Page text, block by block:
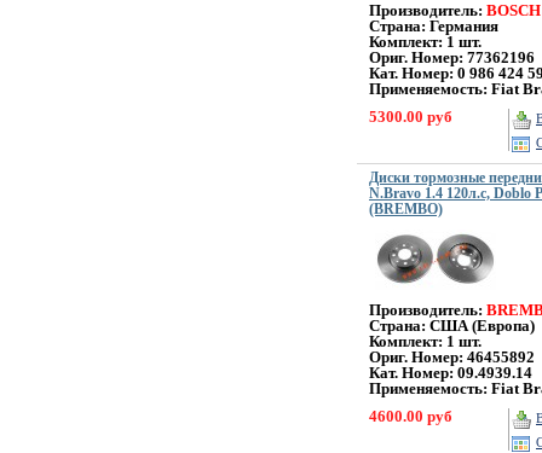
Производитель: BOSCH
Страна: Германия
Комплект: 1 шт.
Ориг. Номер: 77362196
Кат. Номер: 0 986 424
Применяемость: Fiat
5300.00 руб
Диски тормозные
N.Bravo 1.4 120л.с, Doblo
(BREMBO)
Производитель:
Страна: США (Европа)
Комплект: 1 шт.
Ориг. Номер: 46455892
Кат. Номер: 09.4939.14
Применяемость: Fiat
4600.00 руб